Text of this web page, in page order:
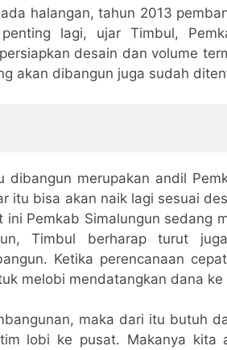
halangan, tahun 2013
lagi, ujar Timbul,
desain dan volume
akan dibangun juga sudah
merupakan andil
itu bisa akan naik lagi sesuai
Pemkab Simalungun sedang
Timbul berharap turut
Ketika perencanaan
melobi mendatangkan dana ke
maka dari itu butuh
lobi ke pusat. Makanya kita